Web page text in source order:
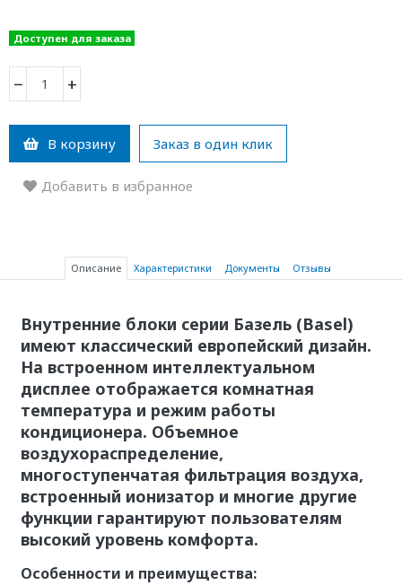
Доступен для заказа
− +
В корзину Заказ в один клик
Добавить в избранное
Описание Характеристики Документы Отзывы
Внутренние блоки серии Базель (Basel)
имеют классический европейский дизайн.
На встроенном интеллектуальном
дисплее отображается комнатная
температура и режим работы
кондиционера. Объемное
воздухораспределение,
многоступенчатая фильтрация воздуха,
встроенный ионизатор и многие другие
функции гарантируют пользователям
высокий уровень комфорта.
Особенности и преимущества: